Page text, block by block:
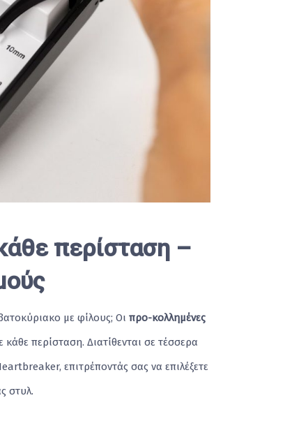
περίσταση –
με φίλους; Οι προ-κολλημένες
κάθε περίσταση. Διατίθενται σε τέσσερα
επιτρέποντάς σας να επιλέξετε
στυλ.